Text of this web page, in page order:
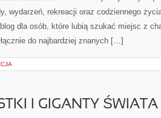
wydarzeń, rekreacji oraz codziennego
dla osób, które lubią szukać miejsc z
do najbardziej znanych […]
I GIGANTY ŚWIATA